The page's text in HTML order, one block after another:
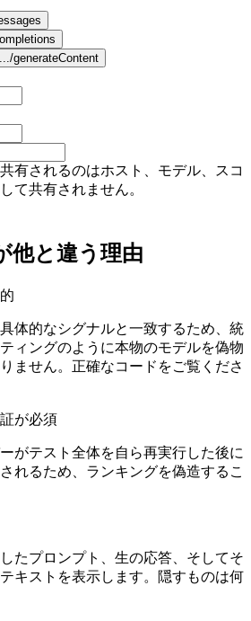
generateContent
共有されるのはホスト、モデル、スコ
て共有されません。
他と違う理由
体的なシグナルと一致するため、統
ィングのように本物のモデルを偽物
ません。正確なコードをご覧くださ
が必須
がテスト全体を自ら再実行した後に
れるため、ランキングを偽造するこ
たプロンプト、生の応答、そしてそ
キストを表示します。隠すものは何